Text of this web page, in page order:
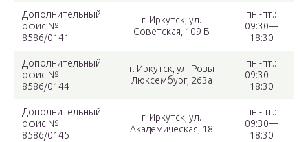
Дополнительный
офис №
8586/0141
г. Иркутск, ул.
Советская, 109 Б
пн.-пт.:
09:30—
18:30
Дополнительный
офис №
8586/0144
г. Иркутск, ул. Розы
Люксембург, 263а
пн.-пт.:
09:30—
18:30
Дополнительный
офис №
8586/0145
г. Иркутск, ул.
Академическая, 18
пн.-пт.:
09:30—
18:30